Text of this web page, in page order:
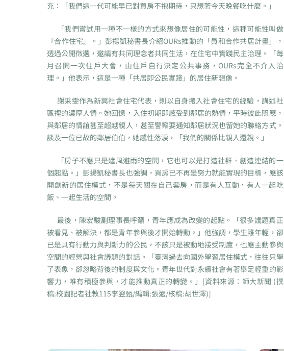
充：「我們這一代可能早已對買房不抱期待，只想著今天晚餐吃什麼。」
「我們嘗試用一種不一樣的方式來想像居住的可能性，這種可能性叫做
『合作住宅』。」彭揚凱秘書長介紹OURs推動的「員和合作共居計畫」，
透過公開徵選，邀請有共同理念者共同生活，在住宅中實踐民主治理。「每
月召開一次住戶大會，由住戶自行決定公共事務，OURs完全不介入治
理。」他表示，這是一種「共居即公民實踐」的居住新想像。
謝采雯作為新興社會住宅代表，則以自身搬入社會住宅的經驗，講述社
區裡的濃厚人情。她回憶，入住初期即感受到鄰居的熱情，平時彼此照應，
與鄰居的情誼甚至超越親人，甚至警察要通知鄰居狀況也留她的聯絡方式。
談及一位已故的鄰居伯伯，她感性落淚，「我們的關係比親人還親。」
「房子不應只是遮風避雨的空間，它也可以是打造社群、創造連結的一
個起點。」彭揚凱秘書長也強調，買房已不再是努力就能實現的目標，應該
開創新的居住模式，不是每天關在自己套房，而是有人互動，有人一起吃
飯、一起生活的空間。
最後，陳宏駿副理事長呼籲，青年應成為改變的起點。「很多議題真正
被看見、被解決，都是青年參與後才開始轉動。」他強調，學生雖年輕，卻
已是具有行動力與判斷力的公民，不該只是被動地接受制度，也應主動參與
空間的經營與社會議題的對話。「臺灣過去向國外學習居住模式，往往只學
了表象，卻忽略背後的制度與文化。青年世代對永續社會有著舉足輕重的影
響力，唯有積極參與，才能推動真正的轉變。」[資料來源：師大新聞 (撰
稿:校園記者社教115李翌甄/編輯:張適/核稿:胡世澤)]